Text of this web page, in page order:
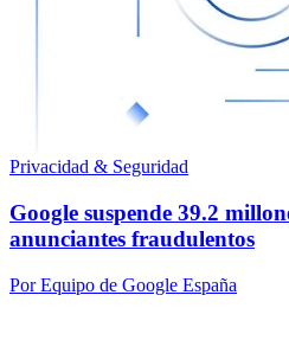
Privacidad & Seguridad
Google suspende 39.2
anunciantes fraudulentos
Por Equipo de Google España